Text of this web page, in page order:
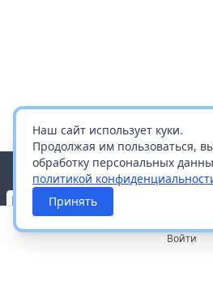
Наш сайт использует куки.
Продолжая им пользоваться,
обработку персональных
политикой
Принять
Войти